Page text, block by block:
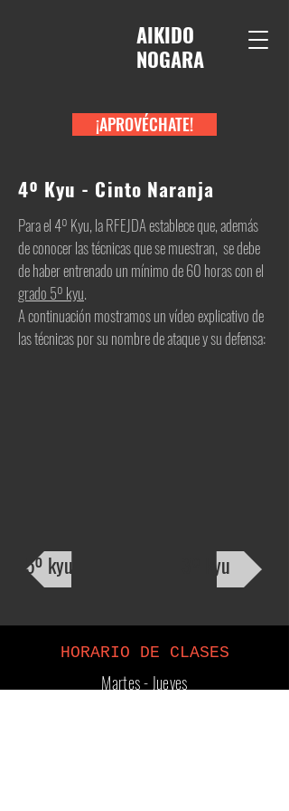
AIKIDO
NOGARA
¡APROVÉCHATE!
4º Kyu - Cinto Naranja
Para el 4º Kyu, la RFEJDA establece que, además
de conocer las técnicas que se muestran, se debe
de haber entrenado un mínimo de 60 horas con el
grado 5º kyu.
A continuación mostramos un vídeo explicativo de
las técnicas por su nombre de ataque y su defensa:
3º kyu
5º kyu
HORARIO DE CLASES
Martes - Jueves